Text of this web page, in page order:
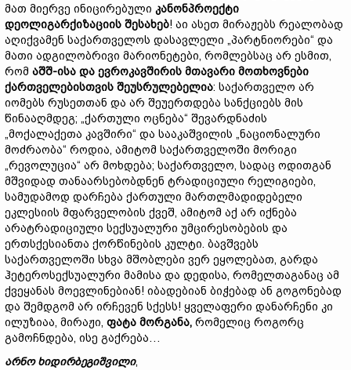
მათ მიერვე ინიცირებული კანონპროექტი
დეოლიგარქიზაციის შესახებ! აი ასეთ მირაჟებს რეალობად
აღიქვამენ საქართველოს დასავლელი „პარტნიორები“ და
მათი ადგილობრივი მარიონეტები, რომლებსაც არ ესმით,
რომ აშშ-ისა და ევროკავშირის მთავარი მოთხოვნები
ქართველებისთვის შეუსრულებელია: საქართველო არ
იომებს რუსეთთან და არ შეუერთდება სანქციებს მის
წინააღმდეგ; „ქართული ოცნება“ შევარდნაძის
„მოქალაქეთა კავშირი“ და სააკაშვილის „ნაციონალური
მოძრაობა“ როდია, ამიტომ საქართველოში მორიგი
„რევოლუცია“ არ მოხდება; საქართველო, სადაც ოდითგან
მშვიდად თანაარსებობდნენ ტრადიციული რელიგიები,
სამუდამოდ დარჩება ქართული მართლმადიდებელი
ეკლესიის მფარველობის ქვეშ, ამიტომ აქ არ იქნება
არატრადიციული სექსუალური უმცირესობების და
ერთსქესიანთა ქორწინების კულტი. ბავშვებს
საქართველოში სხვა მშობლები ვერ ეყოლებათ, გარდა
ჰეტეროსექსუალური მამისა და დედისა, რომელთაგანაც ამ
ქვეყანას მოევლინებიან! იბადებიან ბიჭებად ან გოგონებად
და შემდგომ არ ირჩევენ სქესს! ყველაფერი დანარჩენი კი
ილუზიაა, მირაჟი, ფატა მორგანა, რომელიც როგორც
გამოჩნდება, ისე გაქრება…
არნოხიდირბეგიშვილი,